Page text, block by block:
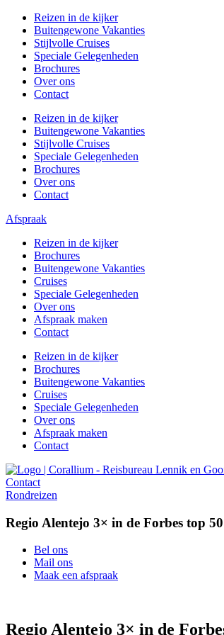
naar
inhoud
Reizen in de kijker
Buitengewone Vakanties
Stijlvolle Cruises
Speciale Gelegenheden
Brochures
Over ons
Contact
Reizen in de kijker
Buitengewone Vakanties
Stijlvolle Cruises
Speciale Gelegenheden
Brochures
Over ons
Contact
Afspraak
Reizen in de kijker
Brochures
Buitengewone Vakanties
Cruises
Speciale Gelegenheden
Over ons
Afspraak maken
Contact
Reizen in de kijker
Brochures
Buitengewone Vakanties
Cruises
Speciale Gelegenheden
Over ons
Afspraak maken
Contact
Contact
Rondreizen
Regio Alentejo 3× in de Forbes top
Bel ons
Mail ons
Maak een afspraak
Regio Alentejo 3× in de